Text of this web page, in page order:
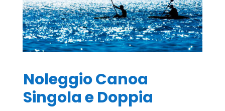
Noleggio Canoa
Singola e Doppia